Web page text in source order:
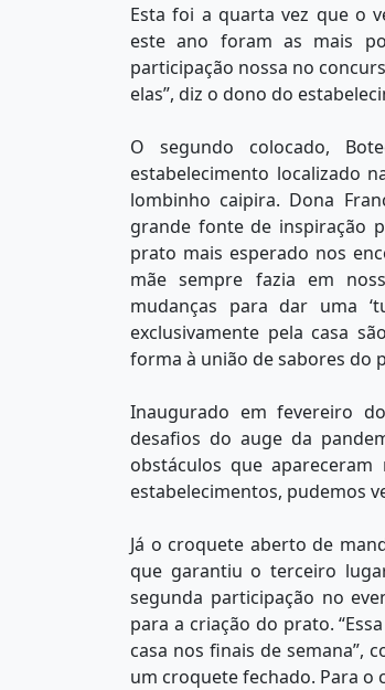
Esta foi a quarta vez que o
este ano foram as mais
participação nossa no
elas”, diz o dono do
O segundo colocado,
estabelecimento localizado
lombinho caipira. Dona
grande fonte de inspiração
prato mais esperado nos
mãe sempre fazia em
mudanças para dar uma
exclusivamente pela casa
forma à união de sabores do
Inaugurado em fevereiro
desafios do auge da
obstáculos que
estabelecimentos, pudemos
Já o croquete aberto de
que garantiu o terceiro
segunda participação no
para a criação do prato.
casa nos finais de semana”,
um croquete fechado. Para o